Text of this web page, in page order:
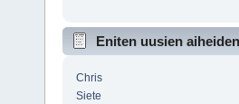
Eniten uusien
Chris
Siete